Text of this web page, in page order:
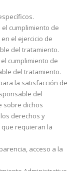
el cumplimiento de
el ejercicio de
del tratamiento.
cumplimiento de
del tratamiento.
la satisfacción de
del
sobre dichos
derechos y
requieran la
acceso a la